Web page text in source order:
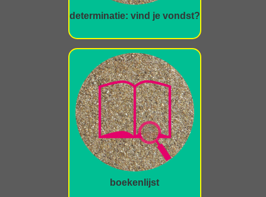
determinatie: vind je vondst?
boekenlijst